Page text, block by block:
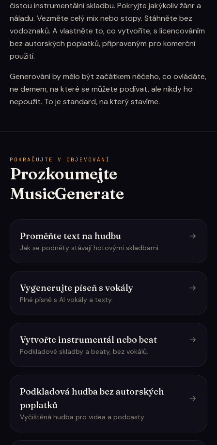
čistou instrumentální skladbu. Pokryjte jakýkoliv žánr a
náladu. Vezměte celý mix nebo stopy. Stáhněte bez
vodoznaků. A vlastněte to, co vytvoříte, s licencováním
bez autorských poplatků, připraveným pro komerční
použití.
Generování by mělo být začátkem něčeho, co ovládáte,
ne demem, na které se můžete podívat, ale nikdy ho
nepoužít. To je standard, na který stavíme.
POKRAČUJTE V OBJEVOVÁNÍ
Prozkoumejte
MusicGenerate
Proměňte text na hudbu
Jak se podněty stávají hotovými skladbami.
Vygenerujte píseň s vokály
Plné písně s AI vokály a texty.
Vytvořte instrumentál nebo beat
Podkladové skladby a beaty, bez vokálů.
Podkladová hudba bez autorských
poplatků
Vyčištěná hudba pro videa a podcasty.